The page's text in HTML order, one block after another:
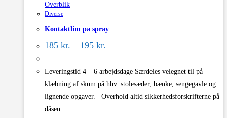
Overblik
Diverse
Kontaktlim på spray
185 kr. – 195 kr.
195 kr.
Leveringstid 4 – 6 arbejdsdage Særdeles velegnet til på
klæbning af skum på hhv. stolesæder, bænke, sengegavle og
lignende opgaver. Overhold altid sikkerhedsforskrifterne på
dåsen.